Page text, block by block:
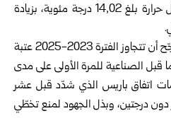
سجّل تشرين الثاني 2025 معدّل حرارة بلغ 14,02 درجة مئوية، بزيادة
ووفق إحصاءات كوبرنيكوس، يُرجّح أن تتجاوز الفترة 2023-2025 عتبة
قبل الصناعية للمرة الأولى على مدى
اتفاق باريس الذي شدّد قبل عشر
دون درجتين، وبذل الجهود لمنع تخطّي